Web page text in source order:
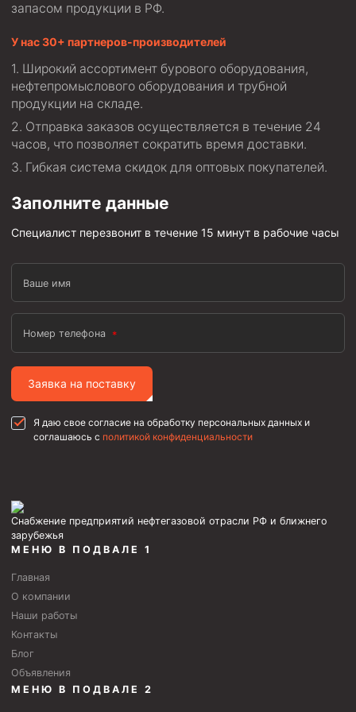
Фрезеры пилотные
Райберы конусные
Фрезеры кольцевые
Фрезеры-долота торцевые
Ключи
Фрезерующие инструменты
Метчики ловильные
Колокола ловильные
Быстроразъёмные соединения (БРС)
Рукава буровые
Стропы
Стропы канатные ВК
Стропы канатные
Стропы текстильные
Стропы цепные
запасом продукции в РФ.
У нас 30+ партнеров-производителей
Широкий ассортимент бурового оборудования,
нефтепромыслового оборудования и трубной
продукции на складе.
Отправка заказов осуществляется в течение 24
часов, что позволяет сократить время доставки.
Гибкая система скидок для оптовых покупателей.
Заполните данные
Специалист перезвонит в течение 15 минут в рабочие часы
Ваше имя
Номер телефона
Заявка на поставку
Я даю свое согласие на обработку персональных данных и
соглашаюсь с политикой конфиденциальности
Снабжение предприятий нефтегазовой отрасли РФ и ближнего
зарубежья
МЕНЮ В ПОДВАЛЕ 1
Главная
О компании
Наши работы
Контакты
Блог
Объявления
МЕНЮ В ПОДВАЛЕ 2